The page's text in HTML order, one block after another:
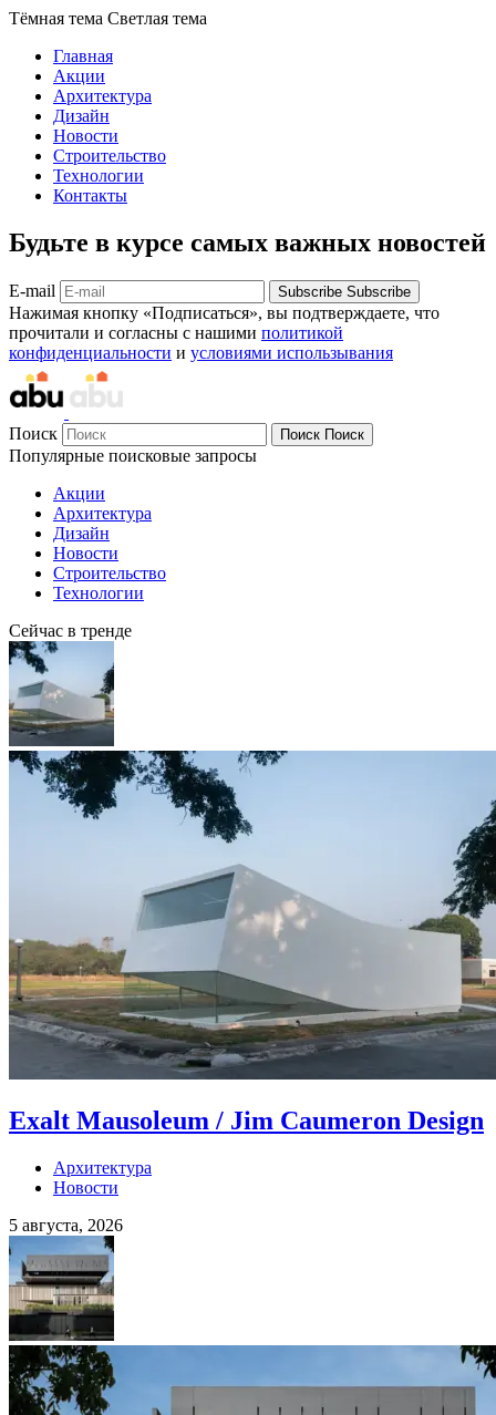
Тёмная тема Светлая тема
Главная
Акции
Архитектура
Дизайн
Новости
Строительство
Технологии
Контакты
Будьте в курсе самых важных новостей
E-mail Subscribe Subscribe
Нажимая кнопку «Подписаться», вы подтверждаете, что
прочитали и согласны с нашими политикой
конфиденциальности и условиями использывания
Поиск Поиск Поиск
Популярные поисковые запросы
Акции
Архитектура
Дизайн
Новости
Строительство
Технологии
Сейчас в тренде
Exalt Mausoleum / Jim Caumeron Design
Архитектура
Новости
5 августа, 2026